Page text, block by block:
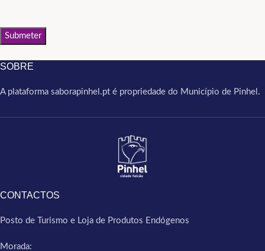
Submeter
SOBRE
A plataforma saborapinhel.pt é propriedade do Município de Pinhel.
CONTACTOS
Posto de Turismo e Loja de Produtos Endógenos
Morada: